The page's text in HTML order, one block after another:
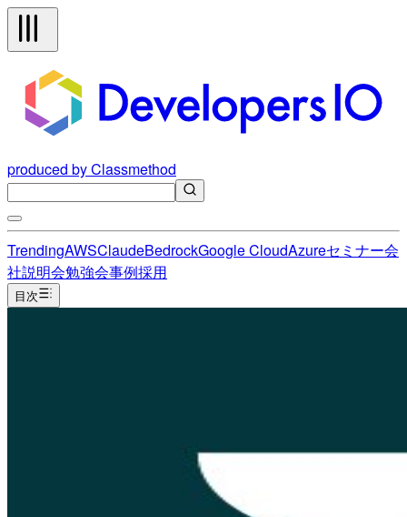
produced by Classmethod
TrendingAWSClaudeBedrockGoogle CloudAzureセミナー会
社説明会勉強会事例採用
目次